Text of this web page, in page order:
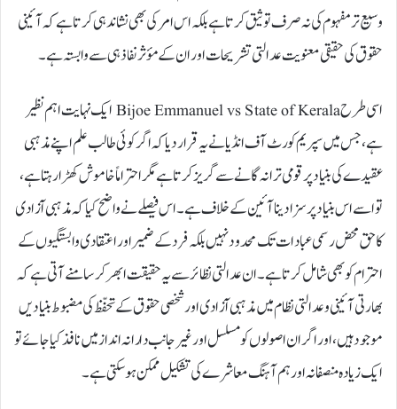
وسیع تر مفہوم کی نہ صرف توثیق کرتا ہے بلکہ اس امر کی بھی نشاندہی کرتا ہے کہ آئینی
حقوق کی حقیقی معنویت عدالتی تشریحات اور ان کے مؤثر نفاذ ہی سے وابستہ ہے۔
اسی طرح Bijoe Emmanuel vs State of Kerala ایک نہایت اہم نظیر
ہے، جس میں سپریم کورٹ آف انڈیا نے یہ قرار دیا کہ اگر کوئی طالب علم اپنے مذہبی
عقیدے کی بنیاد پر قومی ترانہ گانے سے گریز کرتا ہے مگر احتراماً خاموش کھڑا رہتا ہے،
تو اسے اس بنیاد پر سزا دینا آئین کے خلاف ہے۔ اس فیصلے نے واضح کیا کہ مذہبی آزادی
کا حق محض رسمی عبادات تک محدود نہیں بلکہ فرد کے ضمیر اور اعتقادی وابستگیوں کے
احترام کو بھی شامل کرتا ہے۔ ان عدالتی نظائر سے یہ حقیقت ابھر کر سامنے آتی ہے کہ
بھارتی آئینی و عدالتی نظام میں مذہبی آزادی اور شخصی حقوق کے تحفّظ کی مضبوط بنیادیں
موجود ہیں، اور اگر ان اصولوں کو مسلسل اور غیر جانب دارانہ انداز میں نافذ کیا جائے تو
ایک زیادہ منصفانہ اور ہم آہنگ معاشرے کی تشکیل ممکن ہو سکتی ہے۔